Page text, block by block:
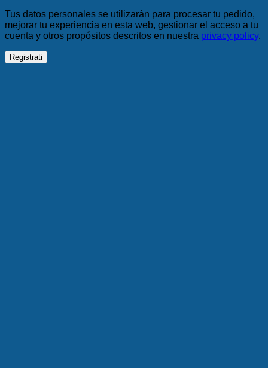
Tus datos personales se utilizarán para procesar tu pedido,
mejorar tu experiencia en esta web, gestionar el acceso a tu
cuenta y otros propósitos descritos en nuestra privacy policy.
Registrati